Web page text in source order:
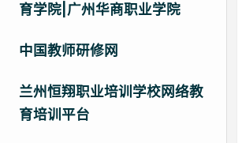
育学院|广州华商职业学院
中国教师研修网
兰州恒翔职业培训学校网络教
育培训平台